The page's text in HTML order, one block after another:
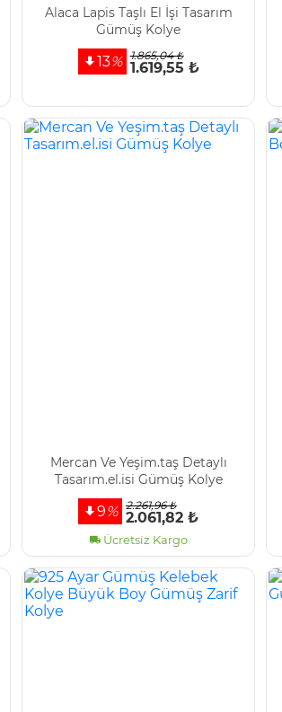
Alaca Lapis Taşlı El İşi Tasarım
Gümüş Kolye
13% 1.865,04 ₺
1.619,55 ₺
Mercan Ve Yeşim.taş Detaylı
Tasarım.el.isi Gümüş Kolye
9% 2.261,96 ₺
2.061,82 ₺
Ücretsiz Kargo